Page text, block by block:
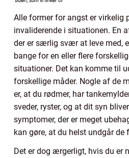
Alle former for angst er virkelig
invaliderende i situationen. En
der er særlig svær at leve med,
bange for en eller flere
situationer. Det kan komme til
forskellige måder. Nogle af de
er, at du rødmer, har
sveder, ryster, og at dit syn
symptomer, der er meget
kan gøre, at du helst undgår de
Det er dog ærgerligt, hvis du er